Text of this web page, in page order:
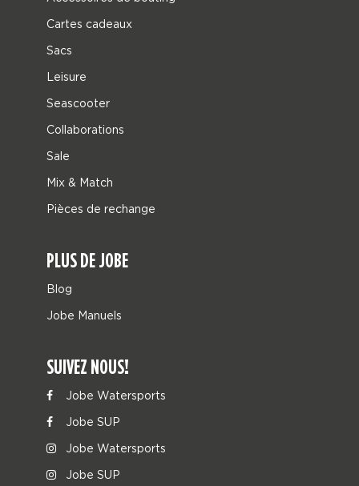
Cartes cadeaux
Sacs
Leisure
Seascooter
Collaborations
Sale
Mix & Match
Pièces de rechange
PLUS DE JOBE
Blog
Jobe Manuels
SUIVEZ NOUS!
Jobe Watersports
Jobe SUP
Jobe Watersports
Jobe SUP